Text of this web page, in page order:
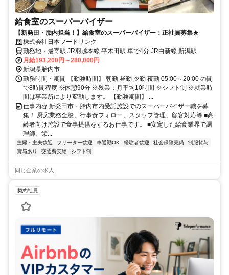
給食室のスーパーバイザー
【新発田・胎内担当！】給食室のスーパーバイザー：正社員募集★
株式会社日本フードリンク
勤務地・最寄駅 JR羽越本線 平木田駅 車で4分 JR白新線 新潟駅
月給193,200円～280,000円
新潟県胎内市
勤務時間・期間 【勤務時間】 朝勤 昼勤 夕勤 夜勤 05:00～20:00 の間
で8時間程度 ※休憩90分 ※残業：月平均10時間 ※シフト制 ※就業時
間は事業所により変動します。 【勤務期間】 ...
仕事内容 新発田市・胎内市内受託施設でのスーパーバイザー職を募
集！ 厨房業務全般、行事食フォロー、スタッフ管理、顧客対応等 ■高
齢者向け施設で食事提供をするお仕事です。 ■安定した給食業界で調
理師、栄...
主婦・主夫歓迎 フリーター歓迎 車通勤OK 経験者歓迎 社会保険完備
制服貸与
賞与あり
交通費支給 シフト制
同じ企業の求人
契約社員